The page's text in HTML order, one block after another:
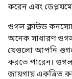
করেন এবং
গুগল ক্লাউড
অনেক সাধারণ
যেগুলো আপনি
করতে পারেন।
জায়গায় একত্রিত